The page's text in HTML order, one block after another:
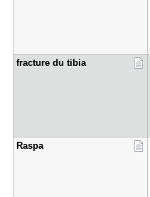
fracture d​u tibia
Raspa